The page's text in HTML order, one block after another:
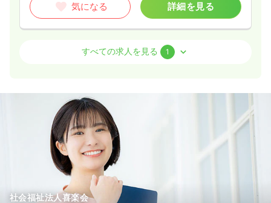
気になる 詳細を見る
正看護師
21.6〜26.2万円
※一例
9:30～18:30（休憩60分）
土日休み
年間休日120日
第二新卒可
月給26万円以上可
気になる
すべての求人を見る 1
社会福祉法人喜楽会